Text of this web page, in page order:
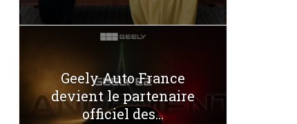
Geely Auto France
devient le partenaire
officiel des...